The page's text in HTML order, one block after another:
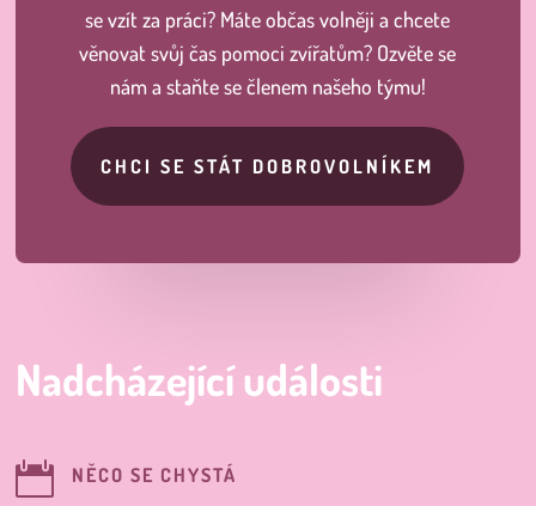
se vzít za práci? Máte občas volněji a chcete
věnovat svůj čas pomoci zvířatům? Ozvěte se
nám a staňte se členem našeho týmu!
CHCI SE STÁT DOBROVOLNÍKEM
Nadcházející události
 NĚCO SE CHYSTÁ